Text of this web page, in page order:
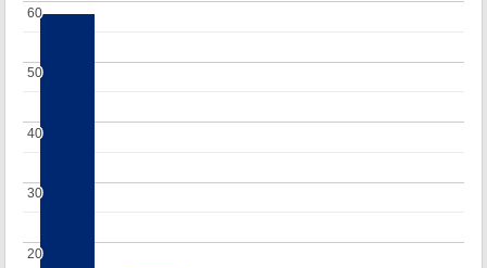
20
20
30
30
40
40
50
50
60
60